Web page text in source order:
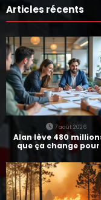
Articles récents
7 août 2026
Alan lève 480
que ça change pour
assurances